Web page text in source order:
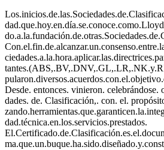
Desde. entonces. vinieron.
dades. de. Clasificación,. con. el.
dad.técnica.en.los.servicios.prestados.